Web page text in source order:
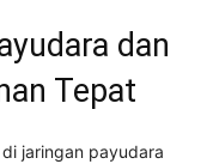
dan
Tepat
jaringan payudara